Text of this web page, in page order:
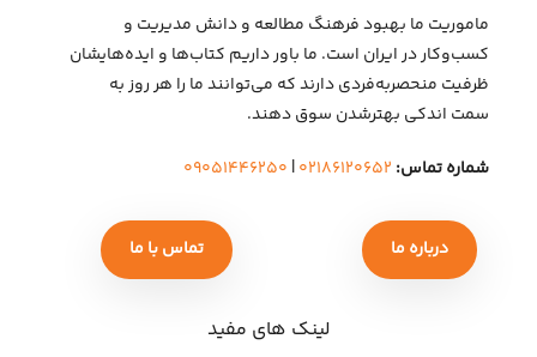
ماموریت ما بهبود فرهنگ مطالعه و دانش مدیریت و
کسب‌وکار در ایران است. ما باور داریم کتاب‌ها و ایده‌هایشان
ظرفیت منحصربه‌فردی دارند که می‌توانند ما را هر روز به
سمت اندکی بهتر‌شدن سوق دهند.
شماره تماس: ۰۲۱۸۶۱۲۰۶۵۲| ۰۹۰۵۱۴۴۶۲۵۰
درباره ما تماس با ما
لینک های مفید